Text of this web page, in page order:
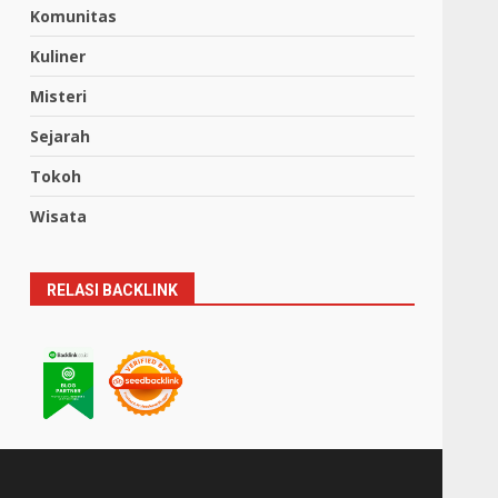
Komunitas
Kuliner
Misteri
Sejarah
Tokoh
Wisata
RELASI BACKLINK